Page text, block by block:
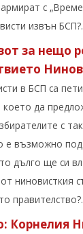
с
извън
за нещо
в БСП са
да
с
е възможно
дълго ще си
ниновисткия
Корнелия